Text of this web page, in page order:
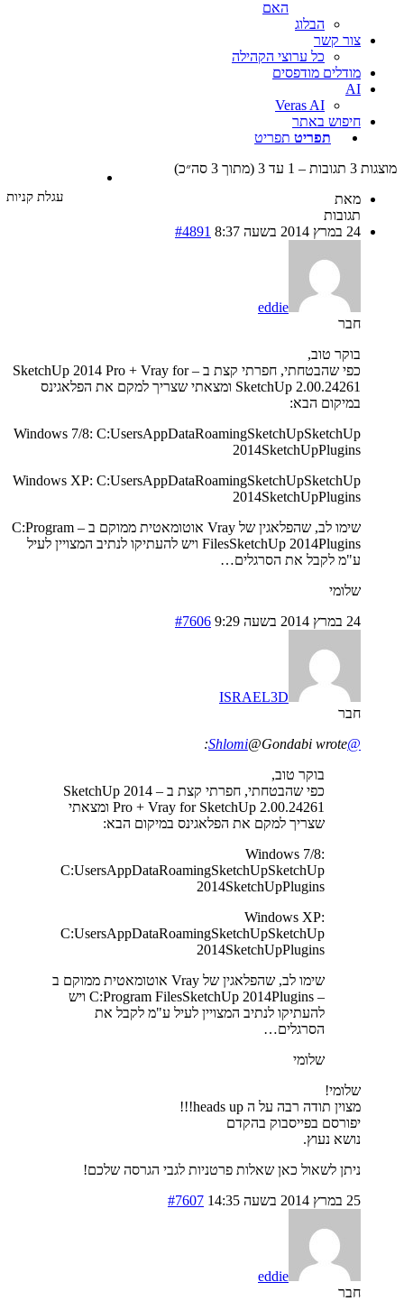
הבלוג
צור קשר
כל ערוצי הקהילה
מודלים מודפסים
AI
Veras AI
חיפוש באתר
תפריט תפריט
עגלת קניות
3 (מתוך 3 סה״כ)
מאת
תגובות
24 במרץ 2014 בשעה 8:37
#4891
eddie
בוקר טוב,
כפי שהבטחתי, חפרתי קצת ב – SketchUp 2014 Pro + Vray for
SketchUp 2.00.24261 ומצאתי שצריך למקם את הפלאגינס
במיקום הבא:
Windows 7/8: C:UsersAppDataRoamingSketchUpSketchUp
2014SketchUpPlugins
Windows XP: C:UsersAppDataRoamingSketchUpSketchUp
2014SketchUpPlugins
שימו לב, שהפלאגין של Vray אוטומאטית ממוקם ב – C:Program
FilesSketchUp 2014Plugins ויש להעתיקו לנתיב המצויין לעיל
ע"מ לקבל את הסרגלים…
שלומי
#7606
ISRAEL3D
@Gondabi wrote:
בוקר טוב,
כפי שהבטחתי, חפרתי קצת ב – SketchUp 2014
Pro + Vray for SketchUp 2.00.24261 ומצאתי
שצריך למקם את הפלאגינס במיקום הבא:
Windows 7/8:
C:UsersAppDataRoamingSketchUpSketchUp
2014SketchUpPlugins
Windows XP:
C:UsersAppDataRoamingSketchUpSketchUp
2014SketchUpPlugins
שימו לב, שהפלאגין של Vray אוטומאטית ממוקם ב
– C:Program FilesSketchUp 2014Plugins ויש
להעתיקו לנתיב המצויין לעיל ע"מ לקבל את
הסרגלים…
שלומי
שלומי!
מצוין תודה רבה על ה heads up!!!
יפורסם בפייסבוק בהקדם
נושא נעוץ.
ניתן לשאול כאן שאלות פרטניות לגבי הגרסה שלכם!
#7607
eddie